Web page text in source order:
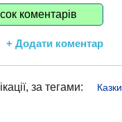
коментарів
+ Додати коментар
за тегами: Казки